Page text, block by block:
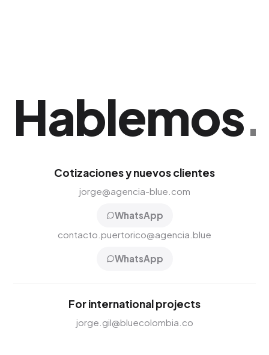
Hablemos.
Cotizaciones y nuevos clientes
jorge@agencia-blue.com
WhatsApp
contacto.puertorico@agencia.blue
WhatsApp
For international projects
jorge.gil@bluecolombia.co